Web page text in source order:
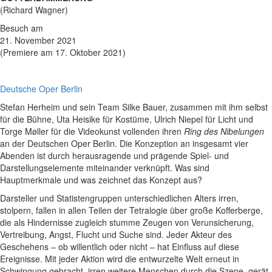
(Richard Wagner)
Besuch am
21. November 2021
(Premiere am 17. Oktober 2021)
Deutsche Oper Berlin
Stefan Herheim und sein Team Silke Bauer, zusammen mit ihm selbst
für die Bühne, Uta Heisike für Kostüme, Ulrich Niepel für Licht und
Torge Møller für die Videokunst vollenden ihren Ring des Nibelungen
an der Deutschen Oper Berlin. Die Konzeption an insgesamt vier
Abenden ist durch herausragende und prägende Spiel- und
Darstellungselemente miteinander verknüpft. Was sind
Hauptmerkmale und was zeichnet das Konzept aus?
Darsteller und Statistengruppen unterschiedlichen Alters irren,
stolpern, fallen in allen Teilen der Tetralogie über große Kofferberge,
die als Hindernisse zugleich stumme Zeugen von Verunsicherung,
Vertreibung, Angst, Flucht und Suche sind. Jeder Akteur des
Geschehens – ob willentlich oder nicht – hat Einfluss auf diese
Ereignisse. Mit jeder Aktion wird die entwurzelte Welt erneut in